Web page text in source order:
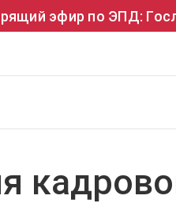
эфир по ЭПД: